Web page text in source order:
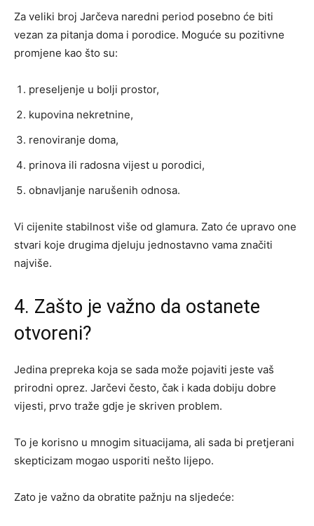
Za veliki broj Jarčeva naredni period posebno će biti
vezan za pitanja doma i porodice. Moguće su pozitivne
promjene kao što su:
preseljenje u bolji prostor,
kupovina nekretnine,
renoviranje doma,
prinova ili radosna vijest u porodici,
obnavljanje narušenih odnosa.
Vi cijenite stabilnost više od glamura. Zato će upravo one
stvari koje drugima djeluju jednostavno vama značiti
najviše.
4. Zašto je važno da ostanete
otvoreni?
Jedina prepreka koja se sada može pojaviti jeste vaš
prirodni oprez. Jarčevi često, čak i kada dobiju dobre
vijesti, prvo traže gdje je skriven problem.
To je korisno u mnogim situacijama, ali sada bi pretjerani
skepticizam mogao usporiti nešto lijepo.
Zato je važno da obratite pažnju na sljedeće: